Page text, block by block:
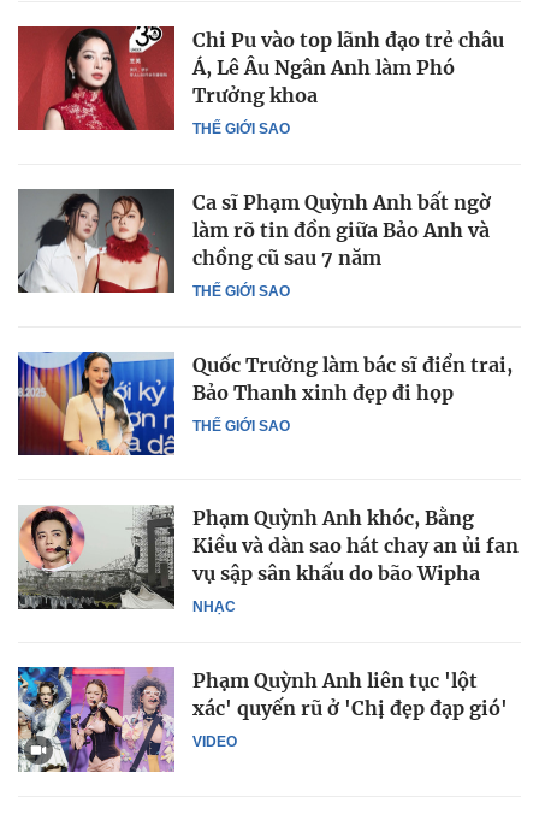
THẾ GIỚI SAO
Chi Pu vào top lãnh đạo trẻ châu
Á, Lê Âu Ngân Anh làm Phó
Trưởng khoa
THẾ GIỚI SAO
Ca sĩ Phạm Quỳnh Anh bất ngờ
làm rõ tin đồn giữa Bảo Anh và
chồng cũ sau 7 năm
THẾ GIỚI SAO
Quốc Trường làm bác sĩ điển trai,
Bảo Thanh xinh đẹp đi họp
NHẠC
Phạm Quỳnh Anh khóc, Bằng
Kiều và dàn sao hát chay an ủi fan
vụ sập sân khấu do bão Wipha
VIDEO
Phạm Quỳnh Anh liên tục 'lột
xác' quyến rũ ở 'Chị đẹp đạp gió'